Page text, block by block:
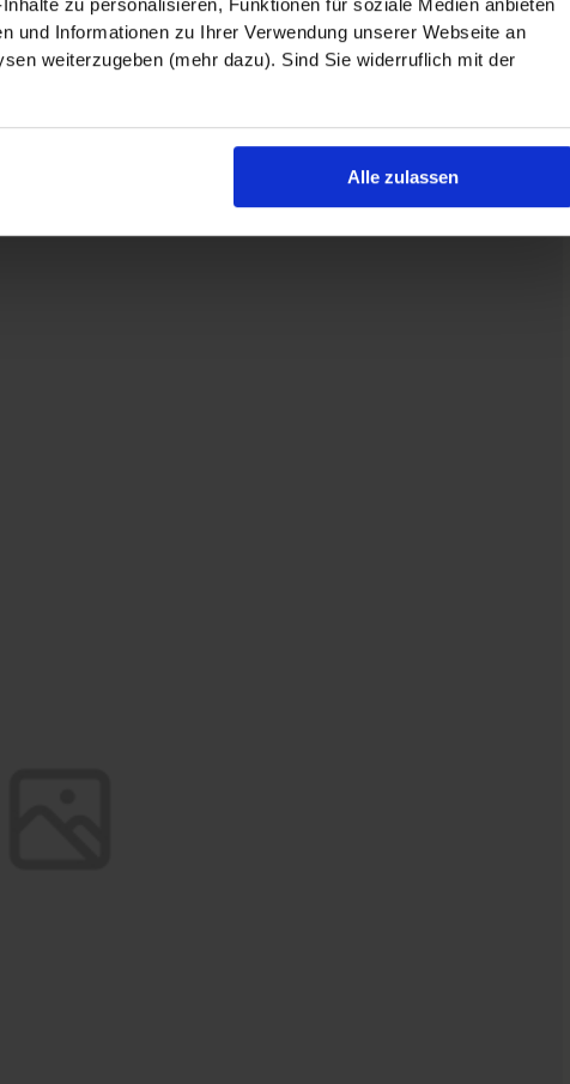
zu personalisieren, Funktionen für soziale Medien anbieten
und Informationen zu Ihrer Verwendung unserer Webseite an
weiterzugeben (mehr dazu). Sind Sie widerruflich mit der
Alle zulassen